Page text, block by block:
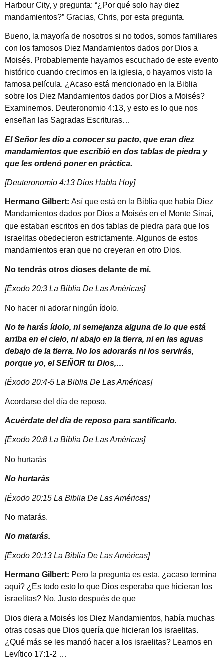
Harbour City, y pregunta: “¿Por qué solo hay diez
mandamientos?” Gracias, Chris, por esta pregunta.
Bueno, la mayoría de nosotros si no todos, somos familiares
con los famosos Diez Mandamientos dados por Dios a
Moisés. Probablemente hayamos escuchado de este evento
histórico cuando crecimos en la iglesia, o hayamos visto la
famosa película. ¿Acaso está mencionado en la Biblia
sobre los Diez Mandamientos dados por Dios a Moisés?
Examinemos. Deuteronomio 4:13, y esto es lo que nos
enseñan las Sagradas Escrituras…
El Señor les dio a conocer su pacto, que eran diez
mandamientos que escribió en dos tablas de piedra y
que les ordenó poner en práctica.
[Deuteronomio 4:13 Dios Habla Hoy]
Hermano Gilbert: Así que está en la Biblia que había Diez
Mandamientos dados por Dios a Moisés en el Monte Sinaí,
que estaban escritos en dos tablas de piedra para que los
israelitas obedecieron estrictamente. Algunos de estos
mandamientos eran que no creyeran en otro Dios.
No tendrás otros dioses delante de mí.
[Éxodo 20:3 La Biblia De Las Américas]
No hacer ni adorar ningún ídolo.
No te harás ídolo, ni semejanza alguna de lo que está
arriba en el cielo, ni abajo en la tierra, ni en las aguas
debajo de la tierra. No los adorarás ni los servirás,
porque yo, el SEÑOR tu Dios,…
[Éxodo 20:4-5 La Biblia De Las Américas]
Acordarse del día de reposo.
Acuérdate del día de reposo para santificarlo.
[Éxodo 20:8 La Biblia De Las Américas]
No hurtarás
No hurtarás
[Éxodo 20:15 La Biblia De Las Américas]
No matarás.
No matarás.
[Éxodo 20:13 La Biblia De Las Américas]
Hermano Gilbert: Pero la pregunta es esta, ¿acaso termina
aquí? ¿Es todo esto lo que Dios esperaba que hicieran los
israelitas? No. Justo después de que
Dios diera a Moisés los Diez Mandamientos, había muchas
otras cosas que Dios quería que hicieran los israelitas.
¿Qué más se les mandó hacer a los israelitas? Leamos en
Levítico 17:1-2 …